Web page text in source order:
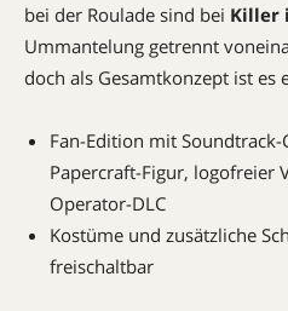
bei der Roulade sind bei Killer
Ummantelung getrennt
doch als Gesamtkonzept ist es
Fan-Edition mit
Papercraft-Figur, logofreier
Operator-DLC
Kostüme und zusätzliche
freischaltbar